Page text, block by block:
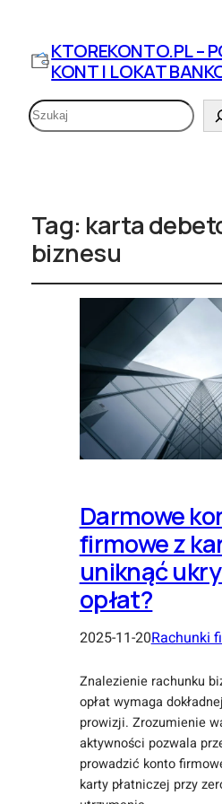
KTOREKONTO.PL –
KONT I LOKAT
Szukaj
Tag: karta
biznesu
Darmowe
firmowe z
uniknąć
opłat?
2025-11-20Rachunki
Znalezienie rachunku
opłat wymaga
prowizji. Zrozumienie
aktywności pozwala
prowadzić konto
karty płatniczej przy